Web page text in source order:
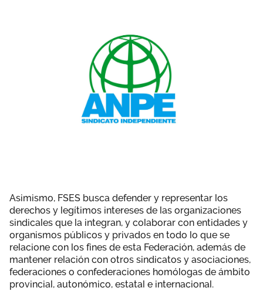
Asimismo, FSES busca defender y representar los
derechos y legítimos intereses de las organizaciones
sindicales que la integran, y colaborar con entidades y
organismos públicos y privados en todo lo que se
relacione con los fines de esta Federación, además de
mantener relación con otros sindicatos y asociaciones,
federaciones o confederaciones homólogas de ámbito
provincial, autonómico, estatal e internacional.